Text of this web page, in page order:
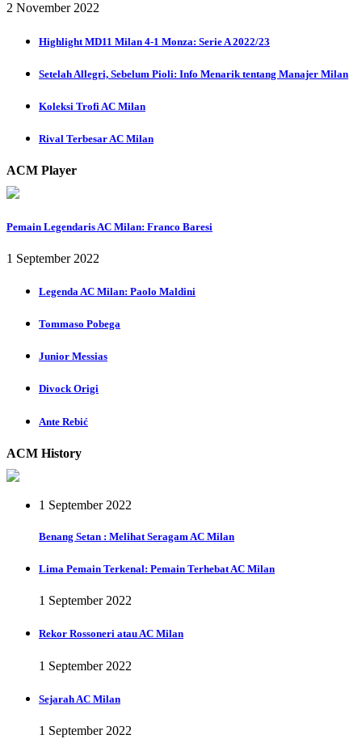
2 November 2022
Highlight MD11 Milan 4-1 Monza: Serie A 2022/23
Setelah Allegri, Sebelum Pioli: Info Menarik tentang Manajer Milan
Koleksi Trofi AC Milan
Rival Terbesar AC Milan
ACM Player
Pemain Legendaris AC Milan: Franco Baresi
1 September 2022
Legenda AC Milan: Paolo Maldini
Tommaso Pobega
Junior Messias
Divock Origi
Ante Rebić
ACM History
1 September 2022
Benang Setan : Melihat Seragam AC Milan
Lima Pemain Terkenal: Pemain Terhebat AC Milan
1 September 2022
Rekor Rossoneri atau AC Milan
1 September 2022
Sejarah AC Milan
1 September 2022